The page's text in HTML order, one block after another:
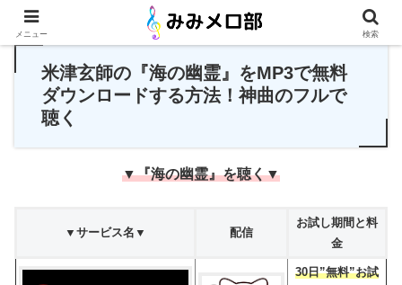
PR
米津玄師の『海の幽霊』をMP3で無料
ダウンロードする方法！神曲のフルで
聴く
▼『海の幽霊』を聴く▼
▼サービス名▼ 配信
お試し期間と料
金
30日”無料”お試
メニュー 検索